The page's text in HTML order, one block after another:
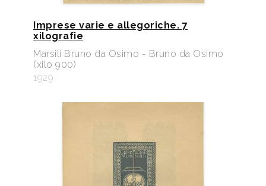
Imprese varie e allegoriche. 7
xilografie
Marsili Bruno da Osimo - Bruno da Osimo
(xilo 900)
1929